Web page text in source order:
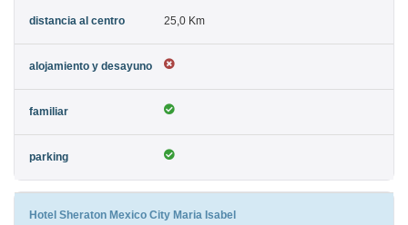
25,0 Km
Hotel Sheraton Mexico City Maria Isabel